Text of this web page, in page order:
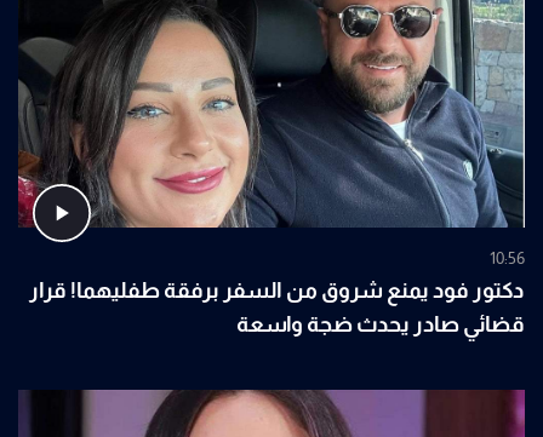
10:56
دكتور فود يمنع شروق من السفر برفقة طفليهما! قرار
قضائي صادر يحدث ضجة واسعة